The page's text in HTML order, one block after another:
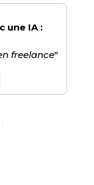
une IA :
freelance"